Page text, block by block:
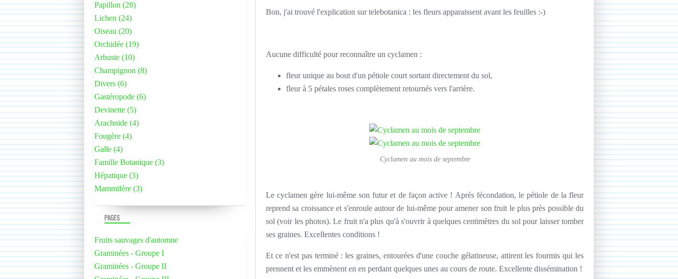
Bon, j'ai trouvé l'explication sur telebotanica : les fleurs apparaissent avant les feuilles :-)
Aucune difficulté pour reconnaître un cyclamen :
fleur unique au bout d'un pétiole court sortant directement du sol,
fleur à 5 pétales roses complètement retournés vers l'arrière.
Cyclamen au mois de septembre
Le cyclamen gère lui-même son futur et de façon active ! Après fécondation, le pétiole de la fleur
reprend sa croissanceet s'enroule autour de lui-même pour amener son fruit le plus près possible du
sol (voir les photos). Le fruit n'a plus qu'à s'ouvrir à quelques centimètres du sol pour laisser tomber
ses graines. Excellentes conditions !
Et ce n'est pas terminé : les graines, entourées d'une couche gélatineuse, attirent les fourmis qui les
prennent et les emmènent en en perdant quelques unes au cours de route. Excellente dissémination !
PAGES
Fruits sauvages d'automne
Graminées - Groupe I
Graminées - Groupe II
Papillon (28)
Lichen (24)
Oiseau (20)
Orchidée (19)
Arbuste (10)
Champignon (8)
Divers (6)
Gastéropode (6)
Devinette (5)
Arachnide (4)
Fougère (4)
Galle (4)
Famille Botanique (3)
Hépatique (3)
Mammifère (3)